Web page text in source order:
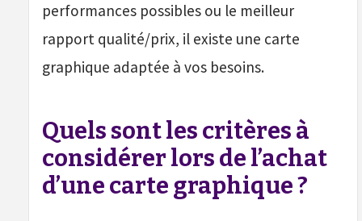
performances possibles ou le meilleur
rapport qualité/prix, il existe une carte
graphique adaptée à vos besoins.
Quels sont les critères à
considérer lors de l’achat
d’une carte graphique ?